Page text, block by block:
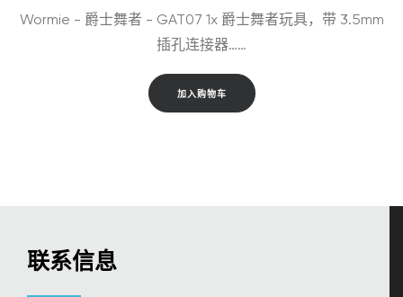
Wormie - 爵士舞者 - GAT07 1x 爵士舞者玩具，带 3.5mm
插孔连接器……
加入购物车
联系信息